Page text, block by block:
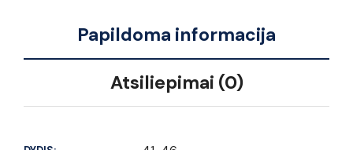
Papildoma informacija
Atsiliepimai (0)